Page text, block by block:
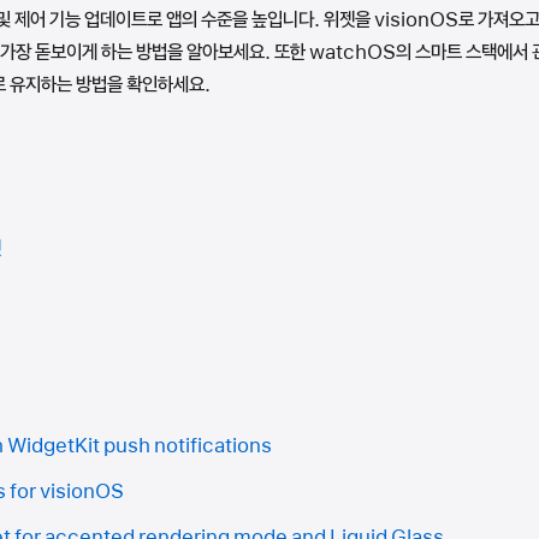
어 기능 업데이트로 앱의 수준을 높입니다. 위젯을 visionOS로 가져오
장 돋보이게 하는 방법을 알아보세요. 또한 watchOS의 스마트 스택에서
유지하는 방법을 확인하세요.
push notifications
for visionOS